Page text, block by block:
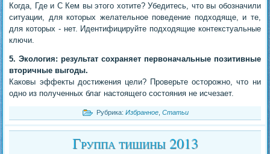
Когда, Где и С Кем вы этого хотите? Убедитесь, что вы обозначили
ситуации, для которых желательное поведение подходяще, и те,
для которых - нет. Идентифицируйте подходящие контекстуальные
ключи.
5. Экология: результат сохраняет первоначальные позитивные
вторичные выгоды.
Каковы эффекты достижения цели? Проверьте осторожно, что ни
одно из полученных благ настоящего состояния не исчезает.
Рубрика: Избранное, Статьи
Группа тишины 2013